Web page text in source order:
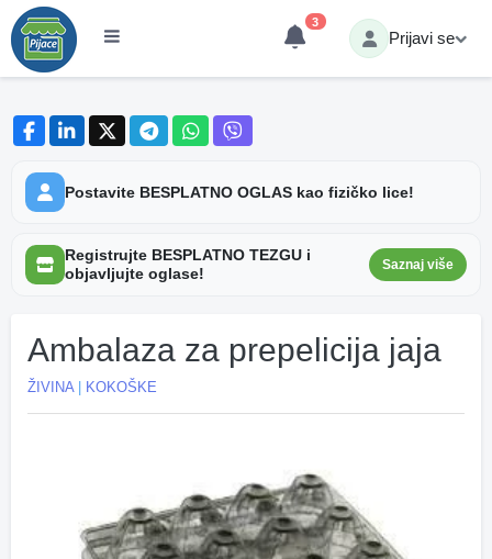
3
Prijavi se
Postavite BESPLATNO OGLAS kao fizičko lice!
Registrujte BESPLATNO TEZGU i
objavljujte oglase!
Saznaj više
Ambalaza za prepelicija jaja
ŽIVINA| KOKOŠKE